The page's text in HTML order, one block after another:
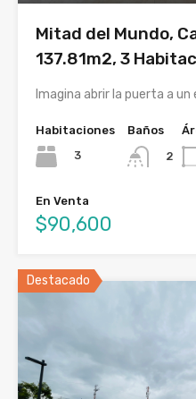
Mitad del Mundo,
137.81m2, 3
Imagina abrir la puerta a
Habitaciones
3
Baños
2
En Venta
$90,600
Destacado